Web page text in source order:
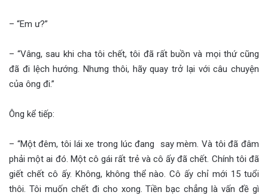
– “Em ư?”
– “Vâng, sau khi cha tôi chết, tôi đã rất buồn và mọi thứ cũng
đã đi lệch hướng. Nhưng thôi, hãy quay trở lại với câu chuyện
của ông đi.”
Ông kể tiếp:
– “Một đêm, tôi lái xe trong lúc đang say mèm. Và tôi đã đâm
phải một ai đó. Một cô gái rất trẻ và cô ấy đã chết. Chính tôi đã
giết chết cô ấy. Không, không thể nào. Cô ấy chỉ mới 15 tuổi
thôi. Tôi muốn chết đi cho xong. Tiền bạc chẳng là vấn đề gì